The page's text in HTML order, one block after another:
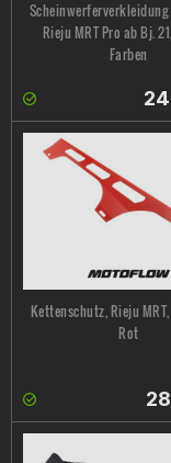
Rieju MRT Pro ab Bj.
Farben
Kettenschutz, Rieju
Rot